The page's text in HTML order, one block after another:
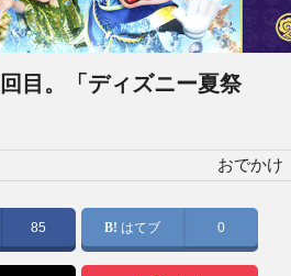
目。「ディズニー夏祭
おでかけ
85 はてブ 0